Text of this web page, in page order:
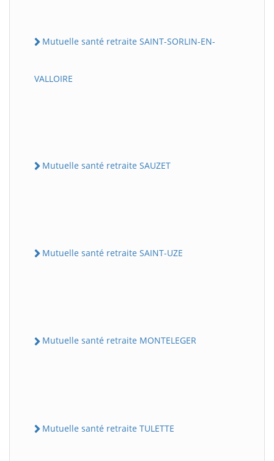
Mutuelle santé retraite SAINT-SORLIN-EN-
VALLOIRE
Mutuelle santé retraite SAUZET
Mutuelle santé retraite SAINT-UZE
Mutuelle santé retraite MONTELEGER
Mutuelle santé retraite TULETTE